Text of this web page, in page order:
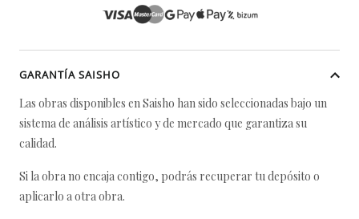
GARANTÍA SAISHO
Las obras disponibles en Saisho han sido seleccionadas bajo un
sistema de análisis artístico y de mercado que garantiza su
calidad.
Si la obra no encaja contigo, podrás recuperar tu depósito o
aplicarlo a otra obra.